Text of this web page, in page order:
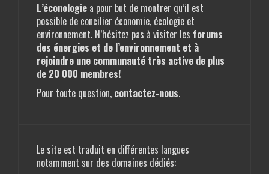
L’éconologie a pour but de montrer qu’il est
possible de concilier économie, écologie et
environnement. N’hésitez pas à visiter les forums
des énergies et de l’environnement et à
rejoindre une communauté très active de plus
de 20 000 membres!
Pour toute question, contactez-nous.
Le site est traduit en différentes langues
notamment sur des domaines dédiés: